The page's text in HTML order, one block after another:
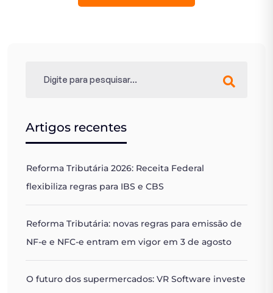
Artigos recentes
Reforma Tributária 2026: Receita Federal
flexibiliza regras para IBS e CBS
Reforma Tributária: novas regras para emissão de
NF-e e NFC-e entram em vigor em 3 de agosto
O futuro dos supermercados: VR Software investe